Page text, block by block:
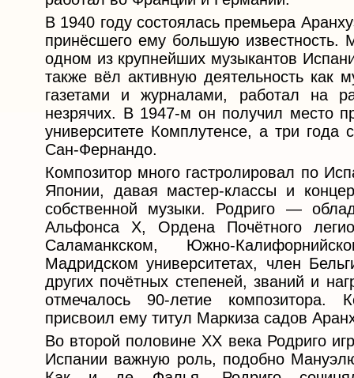
В 1940 году состоялась премьера
принёсшего ему большую известность.
одном из крупнейших музыкантов
также вёл активную деятельность как
газетами и журналами, работал на
незрячих. В 1947-м он получил место
университете Комплутенсе, а три
Сан-Фернандо.
Композитор много гастролировал по
Японии, давая мастер-классы и
собственной музыки. Родриго —
Альфонса X, Ордена Почётного
Саламанкском, Южно-
Мадридском университетах, член
других почётных степеней, званий и
отмечалось 90-летие
присвоил ему титул Маркиза садов
Во второй половине XX века Родриго
Испании важную роль, подобно